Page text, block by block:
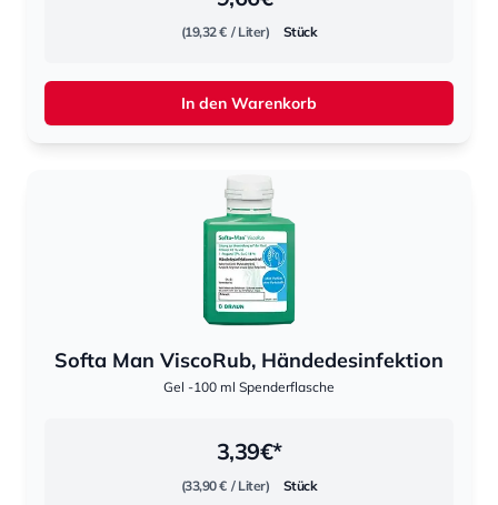
(19,32 € / Liter) Stück
In den Warenkorb
Softa Man ViscoRub, Händedesinfektion
Gel -100 ml Spenderflasche
3,39€*
(33,90 € / Liter) Stück